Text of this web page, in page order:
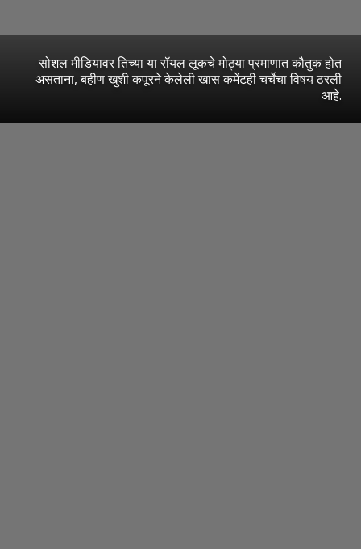
सोशल मीडियावर तिच्या या रॉयल लूकचे मोठ्या प्रमाणात कौतुक होत
असताना, बहीण खुशी कपूरने केलेली खास कमेंटही चर्चेचा विषय ठरली
आहे.